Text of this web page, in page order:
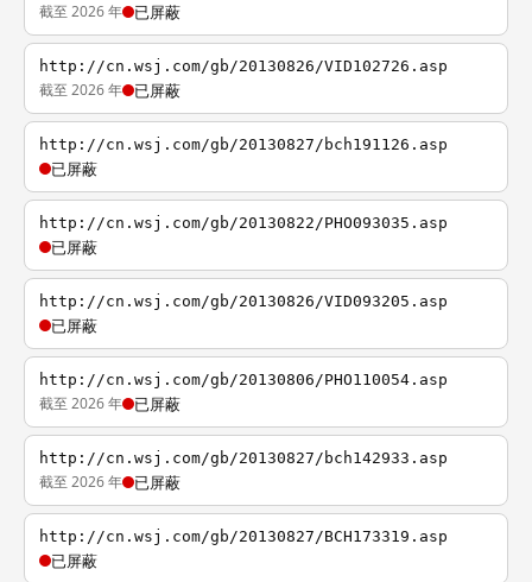
截至 2026 年 已屏蔽
http://cn.wsj.com/gb/20130826/VID102726.asp
截至 2026 年 已屏蔽
http://cn.wsj.com/gb/20130827/bch191126.asp
已屏蔽
http://cn.wsj.com/gb/20130822/PHO093035.asp
已屏蔽
http://cn.wsj.com/gb/20130826/VID093205.asp
已屏蔽
http://cn.wsj.com/gb/20130806/PHO110054.asp
截至 2026 年 已屏蔽
http://cn.wsj.com/gb/20130827/bch142933.asp
截至 2026 年 已屏蔽
http://cn.wsj.com/gb/20130827/BCH173319.asp
已屏蔽